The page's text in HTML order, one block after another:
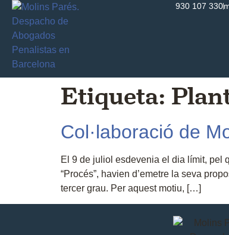
930 107 330
Etiqueta:
Col·laboració de
El 9 de juliol esdevenia el dia límit, pel
“Procés”, havien d’emetre la seva
tercer grau. Per aquest motiu, […]